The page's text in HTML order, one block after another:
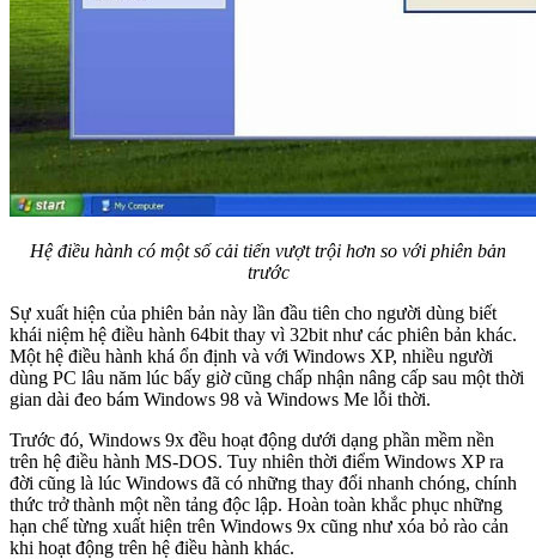
Hệ điều hành có một số cải tiến vượt trội hơn so với phiên bản
trước
Sự xuất hiện của phiên bản này lần đầu tiên cho người dùng biết
khái niệm hệ điều hành 64bit thay vì 32bit như các phiên bản khác.
Một hệ điều hành khá ổn định và với Windows XP, nhiều người
dùng PC lâu năm lúc bấy giờ cũng chấp nhận nâng cấp sau một thời
gian dài đeo bám Windows 98 và Windows Me lỗi thời.
Trước đó, Windows 9x đều hoạt động dưới dạng phần mềm nền
trên hệ điều hành MS-DOS. Tuy nhiên thời điểm Windows XP ra
đời cũng là lúc Windows đã có những thay đổi nhanh chóng, chính
thức trở thành một nền tảng độc lập. Hoàn toàn khắc phục những
hạn chế từng xuất hiện trên Windows 9x cũng như xóa bỏ rào cản
khi hoạt động trên hệ điều hành khác.